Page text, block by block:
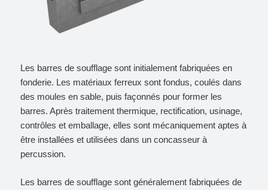
Les barres de soufflage sont initialement fabriquées en
fonderie. Les matériaux ferreux sont fondus, coulés dans
des moules en sable, puis façonnés pour former les
barres. Après traitement thermique, rectification, usinage,
contrôles et emballage, elles sont mécaniquement aptes à
être installées et utilisées dans un concasseur à
percussion.
Les barres de soufflage sont généralement fabriquées de